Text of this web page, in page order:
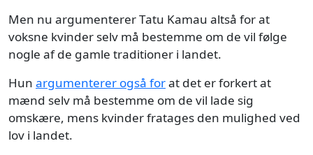
Men nu argumenterer Tatu Kamau altså for at
voksne kvinder selv må bestemme om de vil følge
nogle af de gamle traditioner i landet.
Hun argumenterer også forat det er forkert at
mænd selv må bestemme om de vil lade sig
omskære, mens kvinder fratages den mulighed ved
lov i landet.